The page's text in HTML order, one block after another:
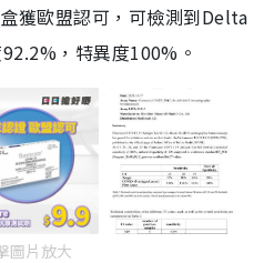
獲歐盟認可，可檢測到Delta
，特異度100%。
圖片放大